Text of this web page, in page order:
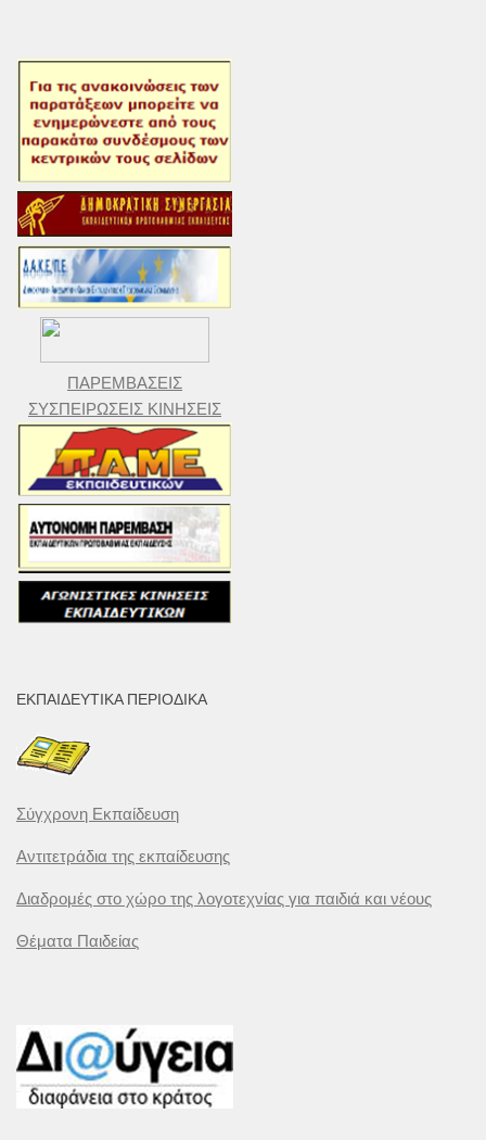
ΠΑΡΕΜΒΑΣΕΙΣ
ΣΥΣΠΕΙΡΩΣΕΙΣ ΚΙΝΗΣΕΙΣ
ΕΚΠΑΙΔΕΥΤΙΚΆ ΠΕΡΙΟΔΙΚΆ
Σύγχρονη Εκπαίδευση
Αντιτετράδια της εκπαίδευσης
Διαδρομές στο χώρο της λογοτεχνίας για παιδιά και νέους
Θέματα Παιδείας